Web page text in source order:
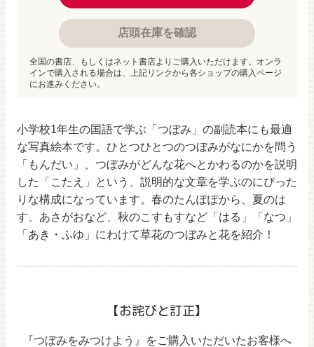
小学校1年生の国語で学ぶ「つぼみ」の副読本にも最適
な写真絵本です。ひとつひとつのつぼみがなにかを問う
「もんだい」、つぼみがどんな花へとかわるのかを説明
した「こたえ」という、説明的な文章を学ぶのにぴった
りな構成になっています。春のたんぽぽから、夏のは
す、あさがおなど、秋のこすもすなど「はる」「なつ」
「あき・ふゆ」にわけて草花のつぼみと花を紹介！
店頭在庫を確認
全国の書店、もしくはネット書店よりご購入いただけます。オンラ
インで購入される場合は、上記リンクから各ショップの購入ページ
にお進みください。
【お詫びと訂正】
『つぼみをみつけよう』をご購入いただいたお客様へ